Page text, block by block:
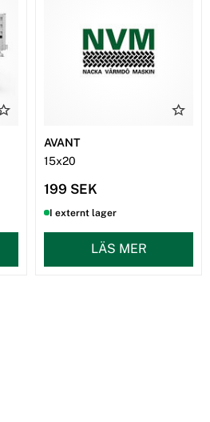
AVANT
15x20
199 SEK
I externt lager
LÄS MER